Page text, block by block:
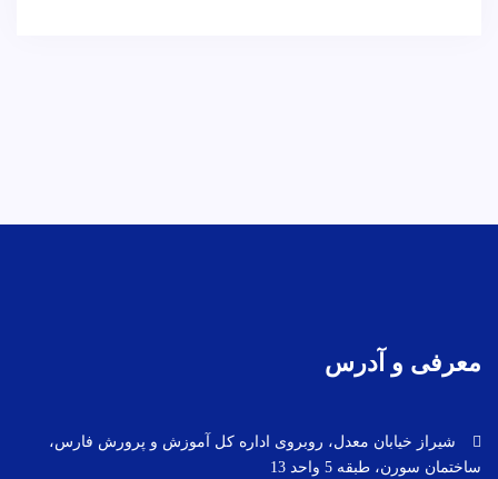
معرفی و آدرس
شیراز خیابان معدل، روبروی اداره کل آموزش و پرورش فارس،
ساختمان سورن، طبقه 5 واحد 13